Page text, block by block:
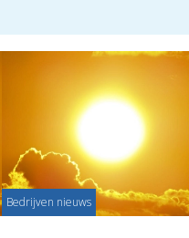
Bedrijven nieuws